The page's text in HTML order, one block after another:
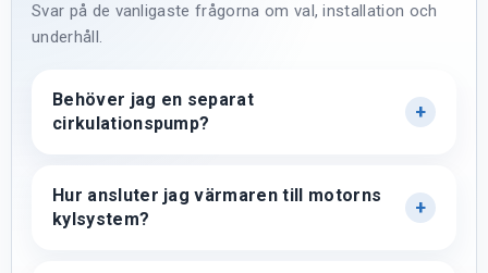
Svar på de vanligaste frågorna om val, installation och
underhåll.
Behöver jag en separat
cirkulationspump?
Hur ansluter jag värmaren till motorns
kylsystem?